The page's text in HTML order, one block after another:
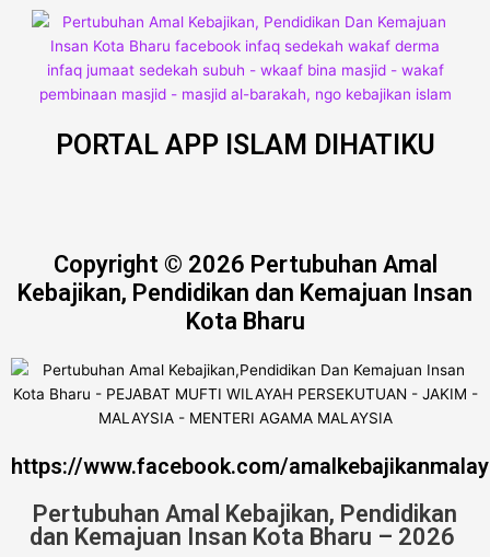
PORTAL APP ISLAM DIHATIKU
Copyright © 2026 Pertubuhan Amal
Kebajikan, Pendidikan dan Kemajuan Insan
Kota Bharu
https://www.facebook.com/
Pertubuhan Amal Kebajikan, Pendidikan
dan Kemajuan Insan Kota Bharu – 2026